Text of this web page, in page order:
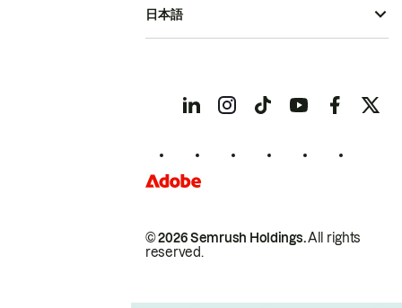
© 2026 Semrush Holdings.All rights
reserved.
日本語